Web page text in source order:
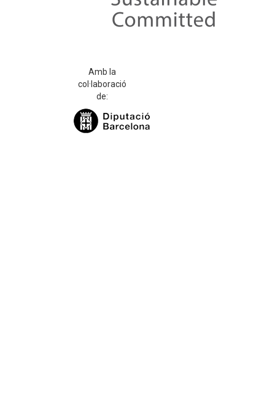
Amb la
col·laboració
de: